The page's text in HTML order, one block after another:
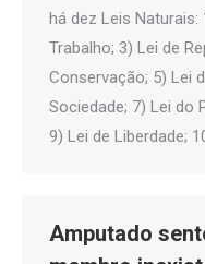
há dez Leis Naturais:
Trabalho; 3) Lei de
Conservação; 5) Lei
Sociedade; 7) Lei do
9) Lei de Liberdade;
Amputado